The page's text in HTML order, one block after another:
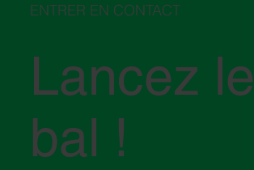
ENTRER EN CONTACT
Lancez le
bal !